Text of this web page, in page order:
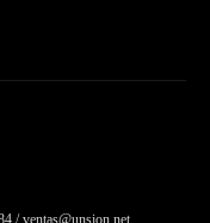
/ ventas@unsion.net